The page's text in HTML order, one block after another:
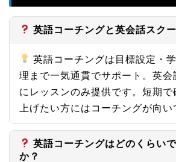
英語コーチングと英会話スク
英語コーチングは目標設定・
理まで一気通貫でサポート。英会
にレッスンのみ提供です。短期で
上げたい方にはコーチングが向い
英語コーチングはどのくらい
か？